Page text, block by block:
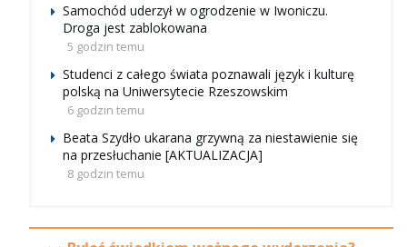
Samochód uderzył w ogrodzenie w Iwoniczu.
Droga jest zablokowana
5 godzin temu
Studenci z całego świata poznawali język i kulturę
polską na Uniwersytecie Rzeszowskim
6 godzin temu
Beata Szydło ukarana grzywną za niestawienie się
na przesłuchanie [AKTUALIZACJA]
8 godzin temu